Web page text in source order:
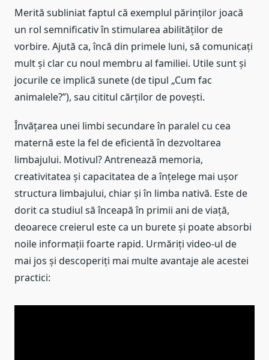
Merită subliniat faptul că exemplul părinților joacă
un rol semnificativ în stimularea abilităților de
vorbire. Ajută ca, încă din primele luni, să comunicați
mult și clar cu noul membru al familiei. Utile sunt și
jocurile ce implică sunete (de tipul „Cum fac
animalele?”), sau cititul cărților de povești.
Învățarea unei limbi secundare în paralel cu cea
maternă este la fel de eficientă în dezvoltarea
limbajului. Motivul? Antrenează memoria,
creativitatea și capacitatea de a înțelege mai ușor
structura limbajului, chiar și în limba nativă. Este de
dorit ca studiul să înceapă în primii ani de viață,
deoarece creierul este ca un burete și poate absorbi
noile informații foarte rapid. Urmăriți video-ul de
mai jos și descoperiți mai multe avantaje ale acestei
practici: